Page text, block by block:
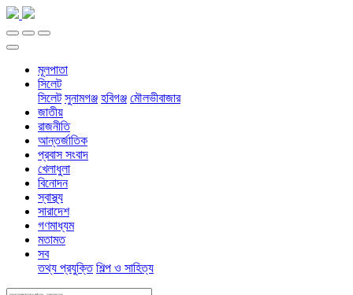
মূলপাতা
সিলেট
সিলেট সুনামগঞ্জ হবিগঞ্জ মৌলভীবাজার
জাতীয়
রাজনীতি
আন্তর্জাতিক
প্রবাস সংবাদ
খেলাধুলা
বিনোদন
স্বাস্থ্য
সারাদেশ
গণমাধ্যম
মতামত
সব
তথ্য প্রযুক্তি শিল্প ও সাহিত্য